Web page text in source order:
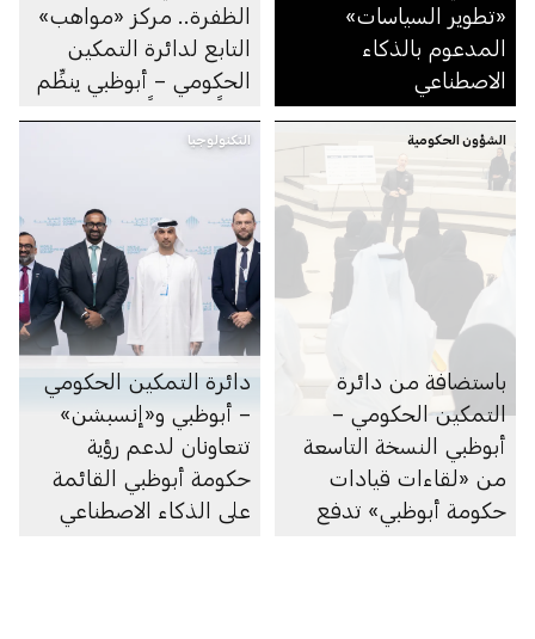
«تطوير السياسات»
المدعوم بالذكاء
الاصطناعي
الظفرة.. مركز «مواهب»
التابع لدائرة التمكين
الحكومي – أبوظبي ينظِّم
مجلس مدينة زايد
الشؤون الحكومية
باستضافة من دائرة
التمكين الحكومي –
أبوظبي النسخة التاسعة
من «لقاءات قيادات
حكومة أبوظبي» تدفع
التكنولوجيا
دائرة التمكين الحكومي
– أبوظبي و«إنسبشن»
تتعاونان لدعم رؤية
حكومة أبوظبي القائمة
على الذكاء الاصطناعي